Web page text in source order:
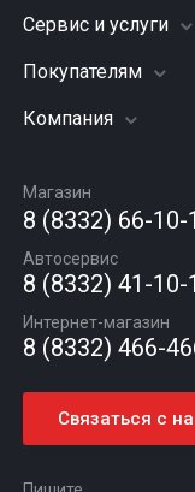
Шины
Грузовые шины
Диски
Автомасла
Сервис и услуги
Заправка
Подвеска (ходовая
Шиномонтаж
Покупателям
Акции
Гарантии и возврат
Компания
Вакансии
Новости
Статьи
Контакты
Магазин
8 (8332) 66-10-
Автосервис
8 (8332) 41-10-
Интернет-магазин
8 (8332) 466-
Связаться с